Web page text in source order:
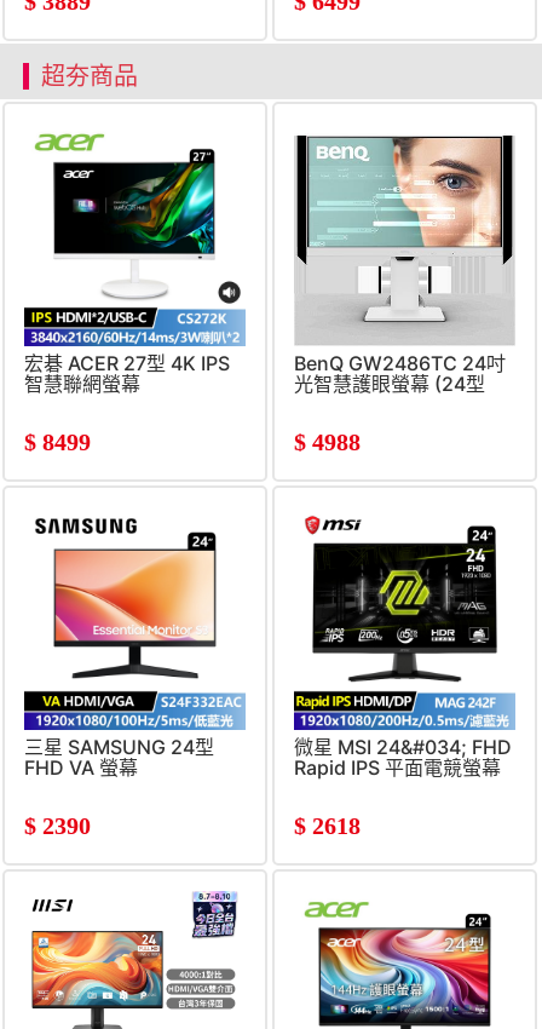
超夯商品
宏碁 ACER 27型 4K IPS
智慧聯網螢幕
*2&#47;WebOS)
$ 8499
BenQ GW2486TC 24吋
光智慧護眼螢幕 (24型
$ 4988
三星 SAMSUNG 24型
FHD VA 螢幕
(1920x1080&#47;100Hz&#47;5ms)
$ 2390
微星 MSI 24&#034; FHD
Rapid IPS 平面電競螢幕
$ 2618